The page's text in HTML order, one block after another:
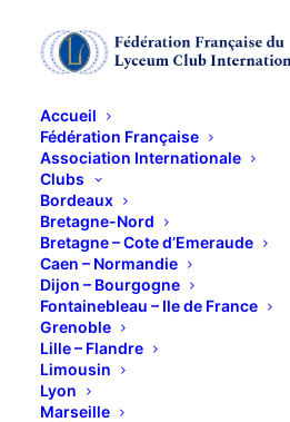
Accueil
Fédération Française
Association Internationale
Clubs
Bordeaux
Bretagne-Nord
Bretagne – Cote d’Emeraude
Caen – Normandie
Dijon – Bourgogne
Fontainebleau – Ile de France
Grenoble
Lille – Flandre
Limousin
Lyon
Marseille
Conférence
Tchékov (